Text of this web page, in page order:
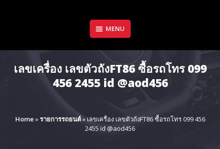
MENU
เลขเครื่อง เลขตัวถังFT86 ซื้อรถโทร 099
456 2455 id @aod456
Home »รายการรถยนต์» เลขเครื่อง เลขตัวถังFT86 ซื้อรถโทร 099 456
2455 id @aod456